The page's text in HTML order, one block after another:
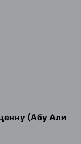
(Абу Али